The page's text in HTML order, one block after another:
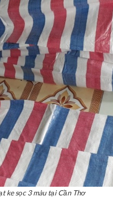
ke sọc 3 màu tại Cần Thơ